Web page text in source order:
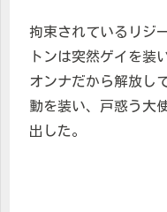
拘束されているリジ
トンは突然ゲイを装
オンナだから解放し
動を装い、戸惑う大
出した。